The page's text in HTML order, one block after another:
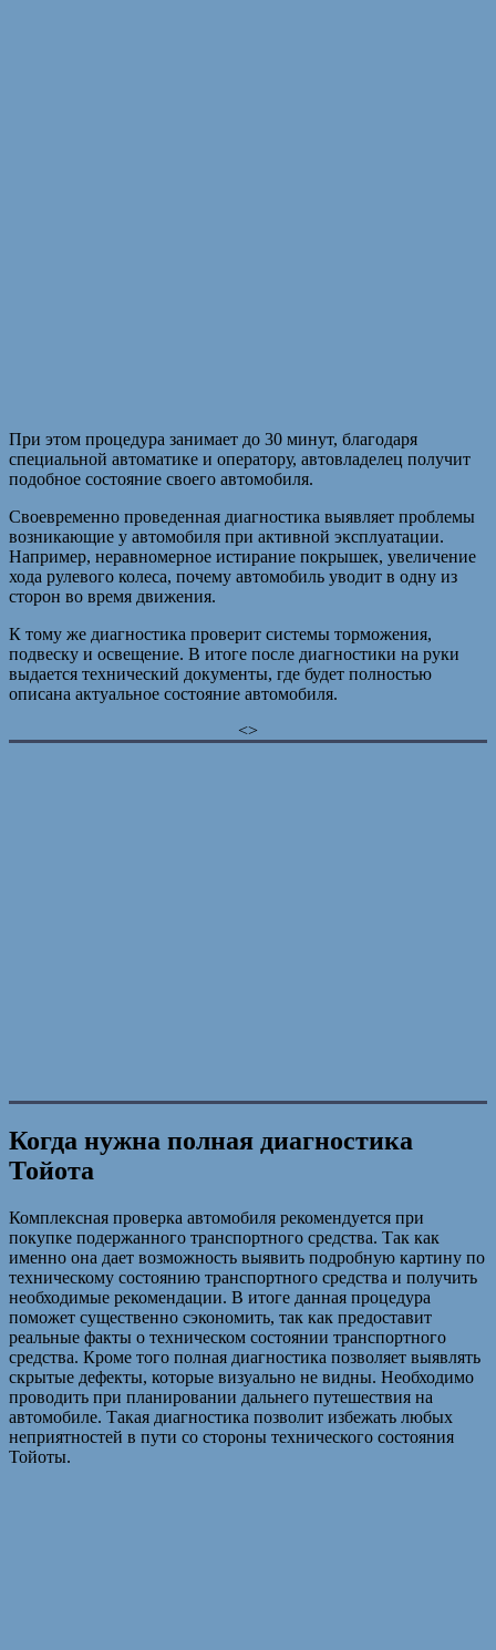
При этом процедура занимает до 30 минут, благодаря
специальной автоматике и оператору, автовладелец получит
подобное состояние своего автомобиля.
Своевременно проведенная диагностика выявляет проблемы
возникающие у автомобиля при активной эксплуатации.
Например, неравномерное истирание покрышек, увеличение
хода рулевого колеса, почему автомобиль уводит в одну из
сторон во время движения.
К тому же диагностика проверит системы торможения,
подвеску и освещение. В итоге после диагностики на руки
выдается технический документы, где будет полностью
описана актуальное состояние автомобиля.
<>
Когда нужна полная диагностика
Тойота
Комплексная проверка автомобиля рекомендуется при
покупке подержанного транспортного средства. Так как
именно она дает возможность выявить подробную картину по
техническому состоянию транспортного средства и получить
необходимые рекомендации. В итоге данная процедура
поможет существенно сэкономить, так как предоставит
реальные факты о техническом состоянии транспортного
средства. Кроме того полная диагностика позволяет выявлять
скрытые дефекты, которые визуально не видны. Необходимо
проводить при планировании дальнего путешествия на
автомобиле. Такая диагностика позволит избежать любых
неприятностей в пути со стороны технического состояния
Тойоты.